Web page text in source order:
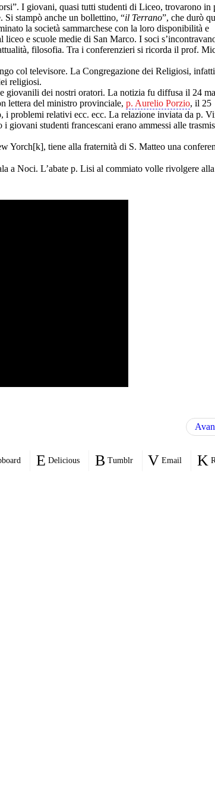
I giovani, quasi tutti studenti di Liceo, trovarono in
Si stampò anche un bollettino, “il Terrano”, che durò
la società sammarchese con la loro disponibilità e
e scuole medie di San Marco. I soci
filosofia. Tra i conferenzieri si ricorda il prof.
col televisore. La Congregazione dei Religiosi,
religiosi.
giovanili dei nostri oratori. La notizia fu diffusa il 24
lettera del ministro provinciale, p. Aurelio Porzio, il 25
problemi relativi ecc. ecc. La relazione inviata da p.
giovani studenti francescani erano ammessi alle
Yorch[k], tiene alla fraternità di S. Matteo una
a Noci. L’abate p. Lisi al commiato volle rivolgere alla
Delicious Tumblr Email